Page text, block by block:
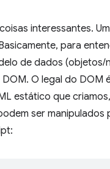
interessantes.
para
de dados (objetos/
O legal do DOM
estático que
ser manipulados